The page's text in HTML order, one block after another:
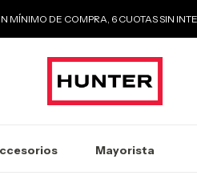
MÍNIMO DE COMPRA, 6 CUOTAS SIN
Mayorista